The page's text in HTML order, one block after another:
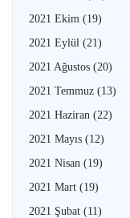
2021 Ekim (19)
2021 Eylül (21)
2021 Ağustos (20)
2021 Temmuz (13)
2021 Haziran (22)
2021 Mayıs (12)
2021 Nisan (19)
2021 Mart (19)
2021 Şubat (11)